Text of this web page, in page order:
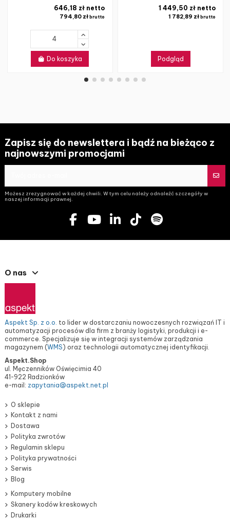
794,80 złbrutto
646,18 zł netto
Do koszyka
1 782,89 zł brutto
1 449,50 zł netto
Podgląd
Zapisz się do newslettera i bądź na bieżąco z
najnowszymi promocjami
Możesz zrezygnować w każdej chwili. W tym celu należy odnaleźć szczegóły w
naszej informacji prawnej.
O nas
Aspekt Sp. z o.o. to lider w dostarczaniu nowoczesnych rozwiązań IT i
automatyzacji procesów dla firm z branży logistyki, produkcji i e-
commerce. Specjalizuje się w integracji systemów zarządzania
magazynem (WMS) oraz technologii automatycznej identyfikacji.
Aspekt.Shop
ul. Męczenników Oświęcimia 40
41-922 Radzionków
e-mail: zapytania@aspekt.net.pl
O sklepie
Kontakt z nami
Dostawa
Polityka zwrotów
Regulamin sklepu
Polityka prywatności
Serwis
Blog
Komputery mobilne
Skanery kodów kreskowych
Drukarki